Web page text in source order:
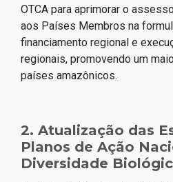
OTCA para aprimorar o
aos Países Membros na
financiamento regional e
regionais, promovendo um
países amazônicos.
2. Atualização das
Planos de Ação
Diversidade